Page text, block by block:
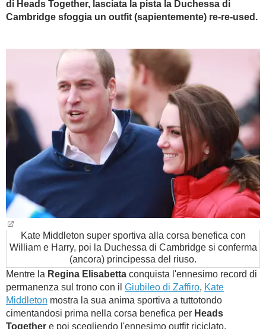
BAMBINO
DIETA
GUIDE
FORUM
di Heads Together, lasciata la pista la Duchessa di
Cambridge sfoggia un outfit (sapientemente) re-re-used.
Kate Middleton super sportiva alla corsa benefica con
William e Harry, poi la Duchessa di Cambridge si conferma
(ancora) principessa del riuso.
Mentre la Regina Elisabetta conquista l'ennesimo record di
permanenza sul trono con il Giubileo di Zaffiro, Kate
Middleton mostra la sua anima sportiva a tuttotondo
cimentandosi prima nella corsa benefica per Heads
Together e poi scegliendo l'ennesimo outfit riciclato.